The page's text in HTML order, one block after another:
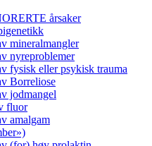
årsaker
mineralmangler
nyreproblemer
fysisk eller psykisk trauma
Borreliose
jodmangel
fluor
amalgam